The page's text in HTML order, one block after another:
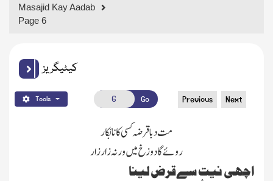
Masajid Kay Aadab
Page 6
کیٹیگریز
Tools Go Previous Next
مت دبا قرضہ کسی کا نابَکار
روئے گا دوزخ میں ورنہ زار زار
اچھی نیت سےقرض لینا